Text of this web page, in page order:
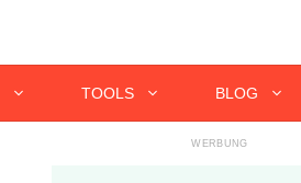
TOOLS BLOG